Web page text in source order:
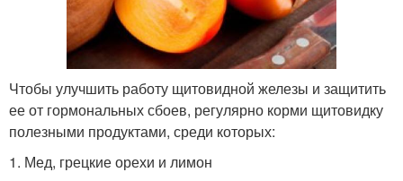
Чтобы улучшить работу щитовидной железы и защитить
ее от гормональных сбоев, регулярно корми щитовидку
полезными продуктами, среди которых:
1. Мед, грецкие орехи и лимон